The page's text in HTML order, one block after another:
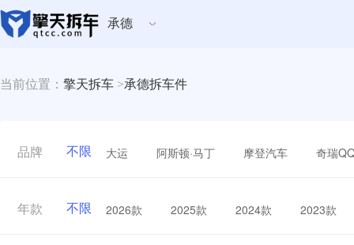
承德
当前位置： 擎天拆车 >承德拆车件
品牌 不限 大运 阿斯顿·马丁 摩登汽车 奇瑞
年款 不限 2026款 2025款 2024款 2023款